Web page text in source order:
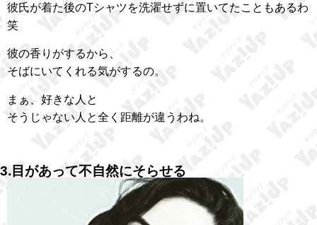
彼氏が着た後のTシャツを洗濯せずに置いてたこともあるわ
笑
彼の香りがするから、
そばにいてくれる気がするの。
まぁ、好きな人と
そうじゃない人と全く距離が違うわね。
3.目があって不自然にそらせる